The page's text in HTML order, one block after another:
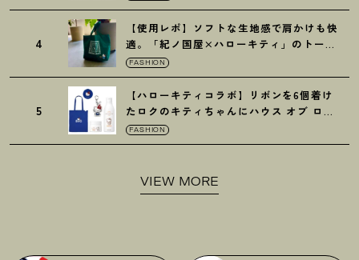
4
【使用レポ】ソフトな生地感で肩かけも快
適。「紀ノ国屋×ハローキティ」のトート
がガシガシ使えて最高です
FASHION
5
【ハローキティコラボ】リボンを6個着け
たロクのキティちゃんにハウス オブ ロー
ゼの限定パケも
FASHION
VIEW MORE